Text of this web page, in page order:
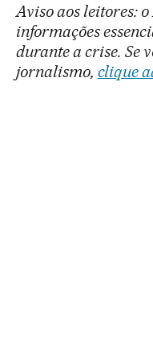
Aviso aos leitores:
informações
durante a crise. Se
jornalismo, clique